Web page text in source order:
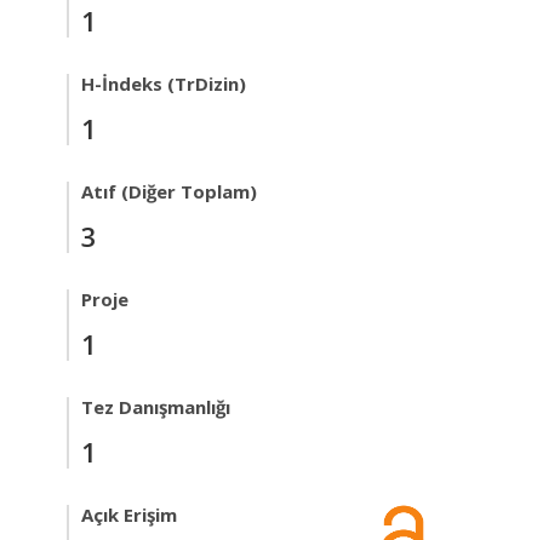
1
H-İndeks (TrDizin)
1
Atıf (Diğer Toplam)
3
Proje
1
Tez Danışmanlığı
1
Açık Erişim